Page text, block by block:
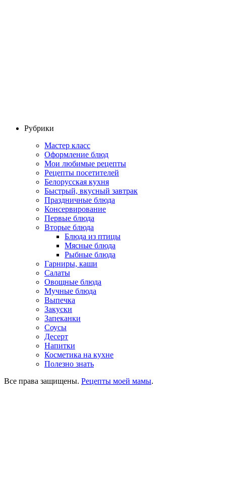
Рубрики
Мастер класс
Оформление блюд
Мои любимые рецепты
Рецепты посетителей
Белорусская кухня
Быстрый, вкусный завтрак
Праздничные блюда
Консервирование
Первые блюда
Вторые блюда
Блюда из птицы
Мясные блюда
Рыбные блюда
Гарниры, каши
Салаты
Овощные блюда
Мучные блюда
Выпечка
Закуски
Запеканки
Соусы
Десерт
Напитки
Косметика на кухне
Полезно знать
Все права защищены. Рецепты моей мамы.